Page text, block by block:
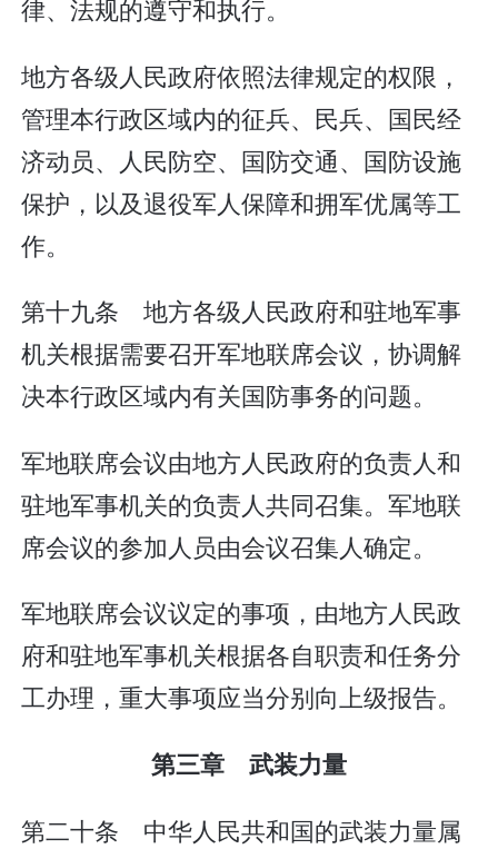
律、法规的遵守和执行。
地方各级人民政府依照法律规定的权限，
管理本行政区域内的征兵、民兵、国民经
济动员、人民防空、国防交通、国防设施
保护，以及退役军人保障和拥军优属等工
作。
第十九条 地方各级人民政府和驻地军事
机关根据需要召开军地联席会议，协调解
决本行政区域内有关国防事务的问题。
军地联席会议由地方人民政府的负责人和
驻地军事机关的负责人共同召集。军地联
席会议的参加人员由会议召集人确定。
军地联席会议议定的事项，由地方人民政
府和驻地军事机关根据各自职责和任务分
工办理，重大事项应当分别向上级报告。
第三章 武装力量
第二十条 中华人民共和国的武装力量属